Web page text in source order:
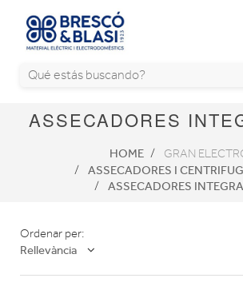
ASSECADORES
HOME GRAN
ASSECADORES I
ASSECADORES
Ordenar per:
Rellevància